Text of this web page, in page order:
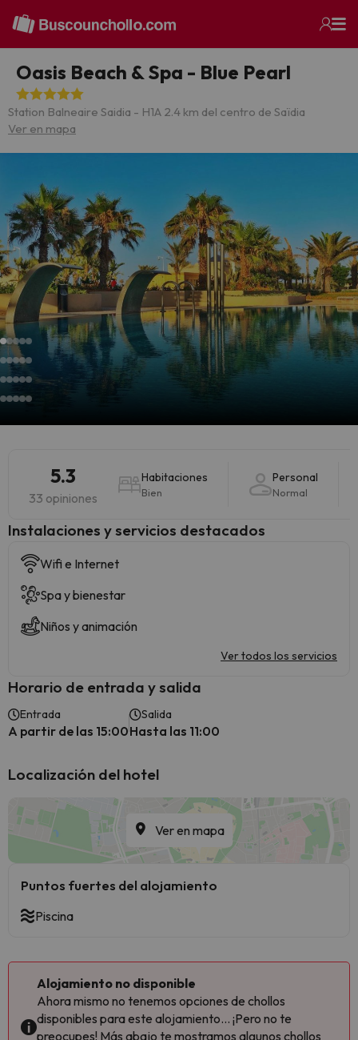
Oasis Beach & Spa - Blue Pearl
Station Balneaire Saidia - H1A 2.4 km del centro de Saïdia
Ver en mapa
5.3
33 opiniones
Habitaciones
Bien
Personal
Normal
Instalaciones y servicios destacados
Wifi e Internet
Spa y bienestar
Niños y animación
Ver todos los servicios
Horario de entrada y salida
Entrada
A partir de las 15:00
Salida
Hasta las 11:00
Localización del hotel
Ver en mapa
Puntos fuertes del alojamiento
Piscina
Alojamiento no disponible
Ahora mismo no tenemos opciones de chollos
disponibles para este alojamiento... ¡Pero no te
preocupes! Más abajo te mostramos algunos chollos